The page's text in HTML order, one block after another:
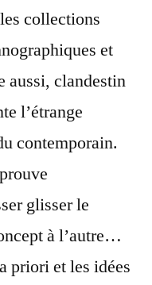
collections
et
aussi, clandestin
l’étrange
contemporain.
glisser le
à l’autre…
priori et les idées